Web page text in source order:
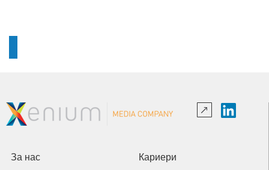
За нас Кариери